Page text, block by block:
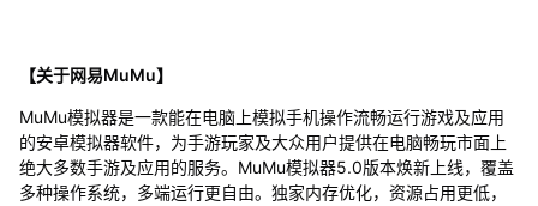
【关于网易MuMu】
MuMu模拟器是一款能在电脑上模拟手机操作流畅运行游戏及应用
的安卓模拟器软件，为手游玩家及大众用户提供在电脑畅玩市面上
绝大多数手游及应用的服务。MuMu模拟器5.0版本焕新上线，覆盖
多种操作系统，多端运行更自由。独家内存优化，资源占用更低，